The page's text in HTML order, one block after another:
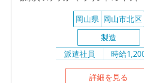
岡山県 岡山市北区
製造
派遣社員
時給
詳細を見る